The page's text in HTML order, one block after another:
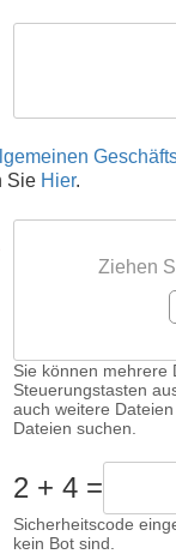
Sie Hier.
Ziehen
Sie können mehrere
Steuerungstasten
auch weitere
Dateien suchen.
2 + 4 =
Sicherheitscode
kein Bot sind.